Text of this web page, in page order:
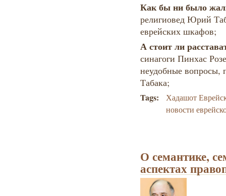
Как бы ни было
религиовед Юрий
еврейских шкафов;
А стоит ли
синагоги Пинхас
неудобные вопросы,
Табака;
Tags:
Хадашот
новости
О семантике,
аспектах